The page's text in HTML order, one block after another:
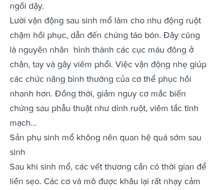
ngồi dậy.
Lười vận động sau sinh mổ làm cho nhu động ruột
chậm hồi phục, dẫn đến chứng táo bón. Đây cũng
là nguyên nhân hình thành các cục máu đông ở
chân, tay và gây viêm phổi. Việc vận động nhẹ giúp
các chức năng bình thường của cơ thể phục hồi
nhanh hơn. Đồng thời, giảm nguy cơ mắc biến
chứng sau phẫu thuật như dính ruột, viêm tắc tĩnh
mạch…
Sản phụ sinh mổ không nên quan hệ quá sớm sau
sinh
Sau khi sinh mổ, các vết thương cần có thời gian để
liền sẹo. Các cơ và mô được khâu lại rất nhạy cảm